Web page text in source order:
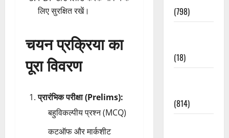
लिए सुरक्षित रखें।
चयन प्रक्रिया का
पूरा विवरण
प्रारंभिक परीक्षा (Prelims):
बहुविकल्पीय प्रश्न (MCQ)
कटऑफ और मार्कशीट
(798)
(18)
(814)